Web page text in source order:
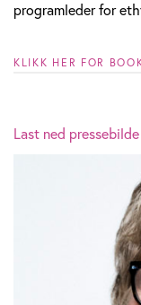
programleder for
KLIKK HER FOR
Last ned